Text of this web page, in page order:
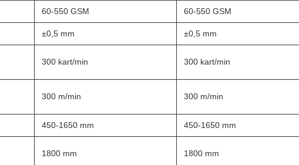
60-550 GSM 60-550 GSM
±0,5 mm ±0,5 mm
300 kart/min 300 kart/min
300 m/min 300 m/min
450-1650 mm 450-1650 mm
1800 mm 1800 mm